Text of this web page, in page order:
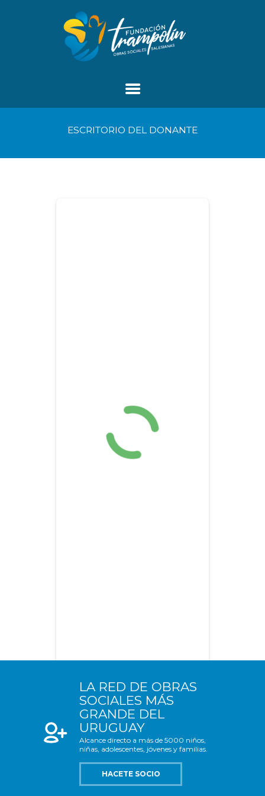
ESCRITORIO DEL DONANTE
LA RED DE OBRAS
SOCIALES MÁS
GRANDE DEL
URUGUAY
Alcance directo a más de 5000 niños,
niñas, adolescentes, jóvenes y familias.
HACETE SOCIO